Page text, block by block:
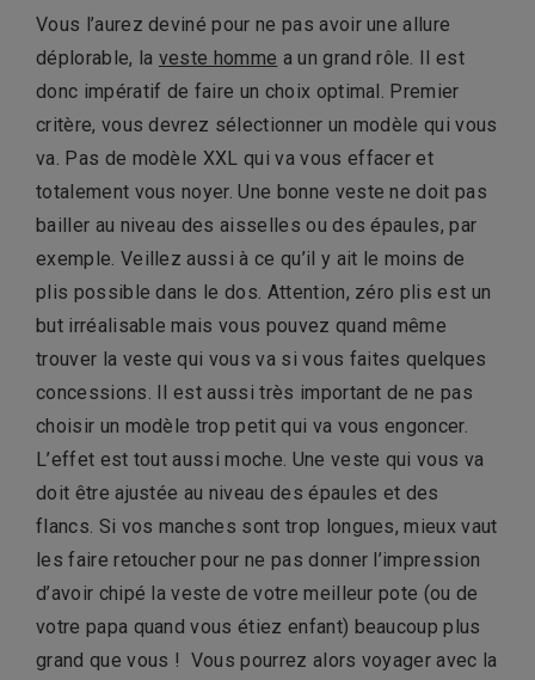
Vous l’aurez deviné pour ne pas avoir une allure
déplorable, la veste homme a un grand rôle. Il est
donc impératif de faire un choix optimal. Premier
critère, vous devrez sélectionner un modèle qui vous
va. Pas de modèle XXL qui va vous effacer et
totalement vous noyer. Une bonne veste ne doit pas
bailler au niveau des aisselles ou des épaules, par
exemple. Veillez aussi à ce qu’il y ait le moins de
plis possible dans le dos. Attention, zéro plis est un
but irréalisable mais vous pouvez quand même
trouver la veste qui vous va si vous faites quelques
concessions. Il est aussi très important de ne pas
choisir un modèle trop petit qui va vous engoncer.
L’effet est tout aussi moche. Une veste qui vous va
doit être ajustée au niveau des épaules et des
flancs. Si vos manches sont trop longues, mieux vaut
les faire retoucher pour ne pas donner l’impression
d’avoir chipé la veste de votre meilleur pote (ou de
votre papa quand vous étiez enfant) beaucoup plus
grand que vous ! Vous pourrez alors voyager avec la